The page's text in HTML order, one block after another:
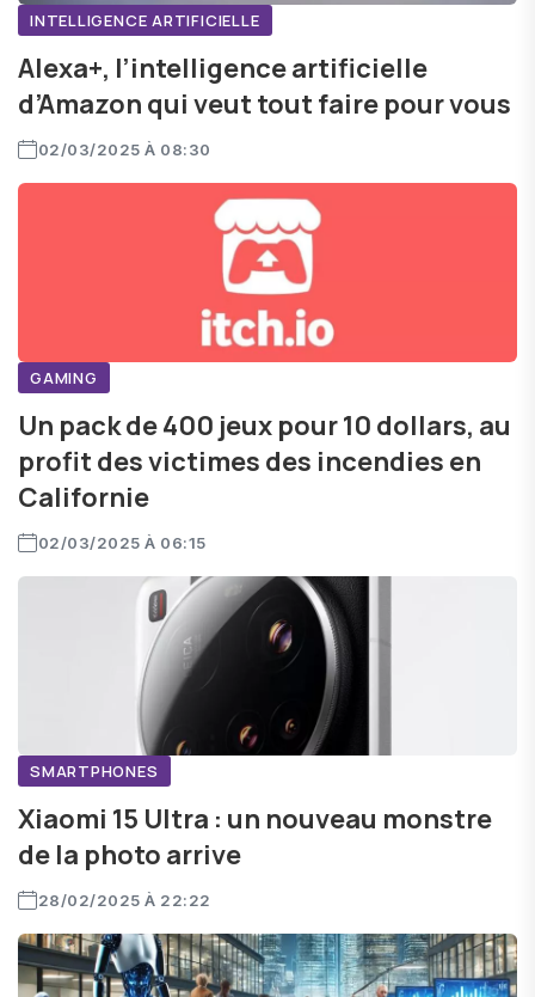
INTELLIGENCE ARTIFICIELLE
Alexa+, l’intelligence artificielle
d’Amazon qui veut tout faire pour vous
02/03/2025 À 08:30
GAMING
Un pack de 400 jeux pour 10 dollars, au
profit des victimes des incendies en
Californie
02/03/2025 À 06:15
SMARTPHONES
Xiaomi 15 Ultra : un nouveau monstre
de la photo arrive
28/02/2025 À 22:22